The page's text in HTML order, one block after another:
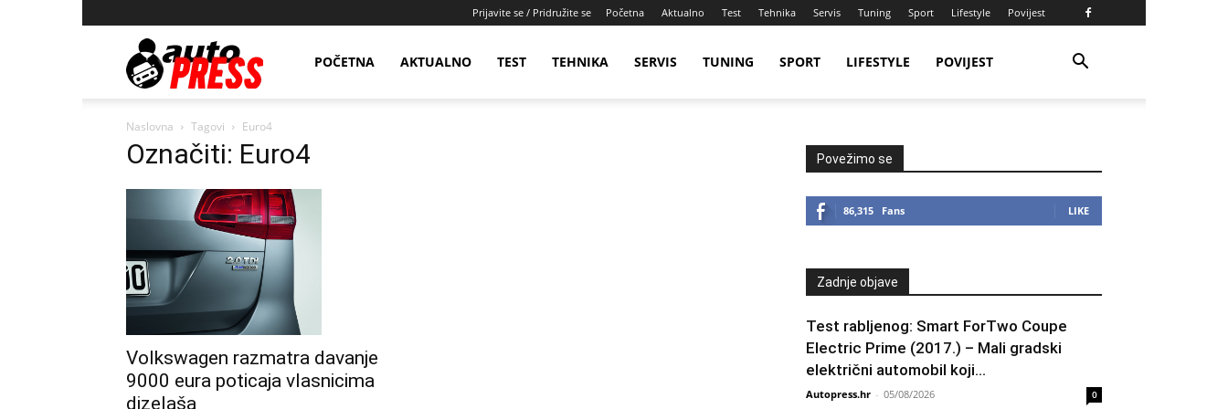
Prijavite se / Pridružite se Početna Aktualno Test Tehnika Servis Tuning Sport Lifestyle Povijest
AutopressHRPOČETNA AKTUALNO TEST TEHNIKA SERVIS TUNING SPORT LIFESTYLE POVIJEST
Naslovna Tagovi Euro4
Označiti: Euro4
Volkswagen razmatra davanje
9000 eura poticaja vlasnicima
dizelaša
Povežimo se
86,315 Fans LIKE
Zadnje objave
Test rabljenog: Smart ForTwo Coupe
Electric Prime (2017.) – Mali gradski
električni automobil koji...
Autopress.hr - 05/08/2026 0